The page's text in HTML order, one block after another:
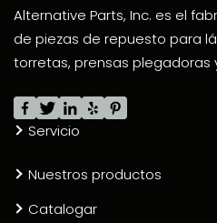
Alternative Parts, Inc. es el
de piezas de repuesto para
torretas, prensas plegadoras
Servicio
Nuestros productos
Catalogar